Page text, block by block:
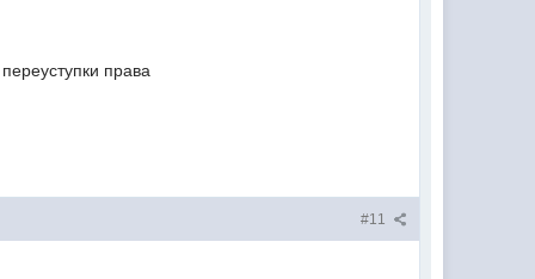
права
#11